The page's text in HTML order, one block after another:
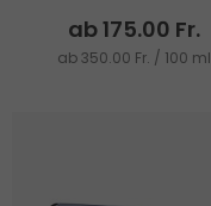
ab 175.00 Fr.
ab 350.00 Fr. / 100 ml